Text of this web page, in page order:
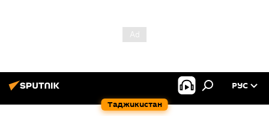
Таджикистан
РУС